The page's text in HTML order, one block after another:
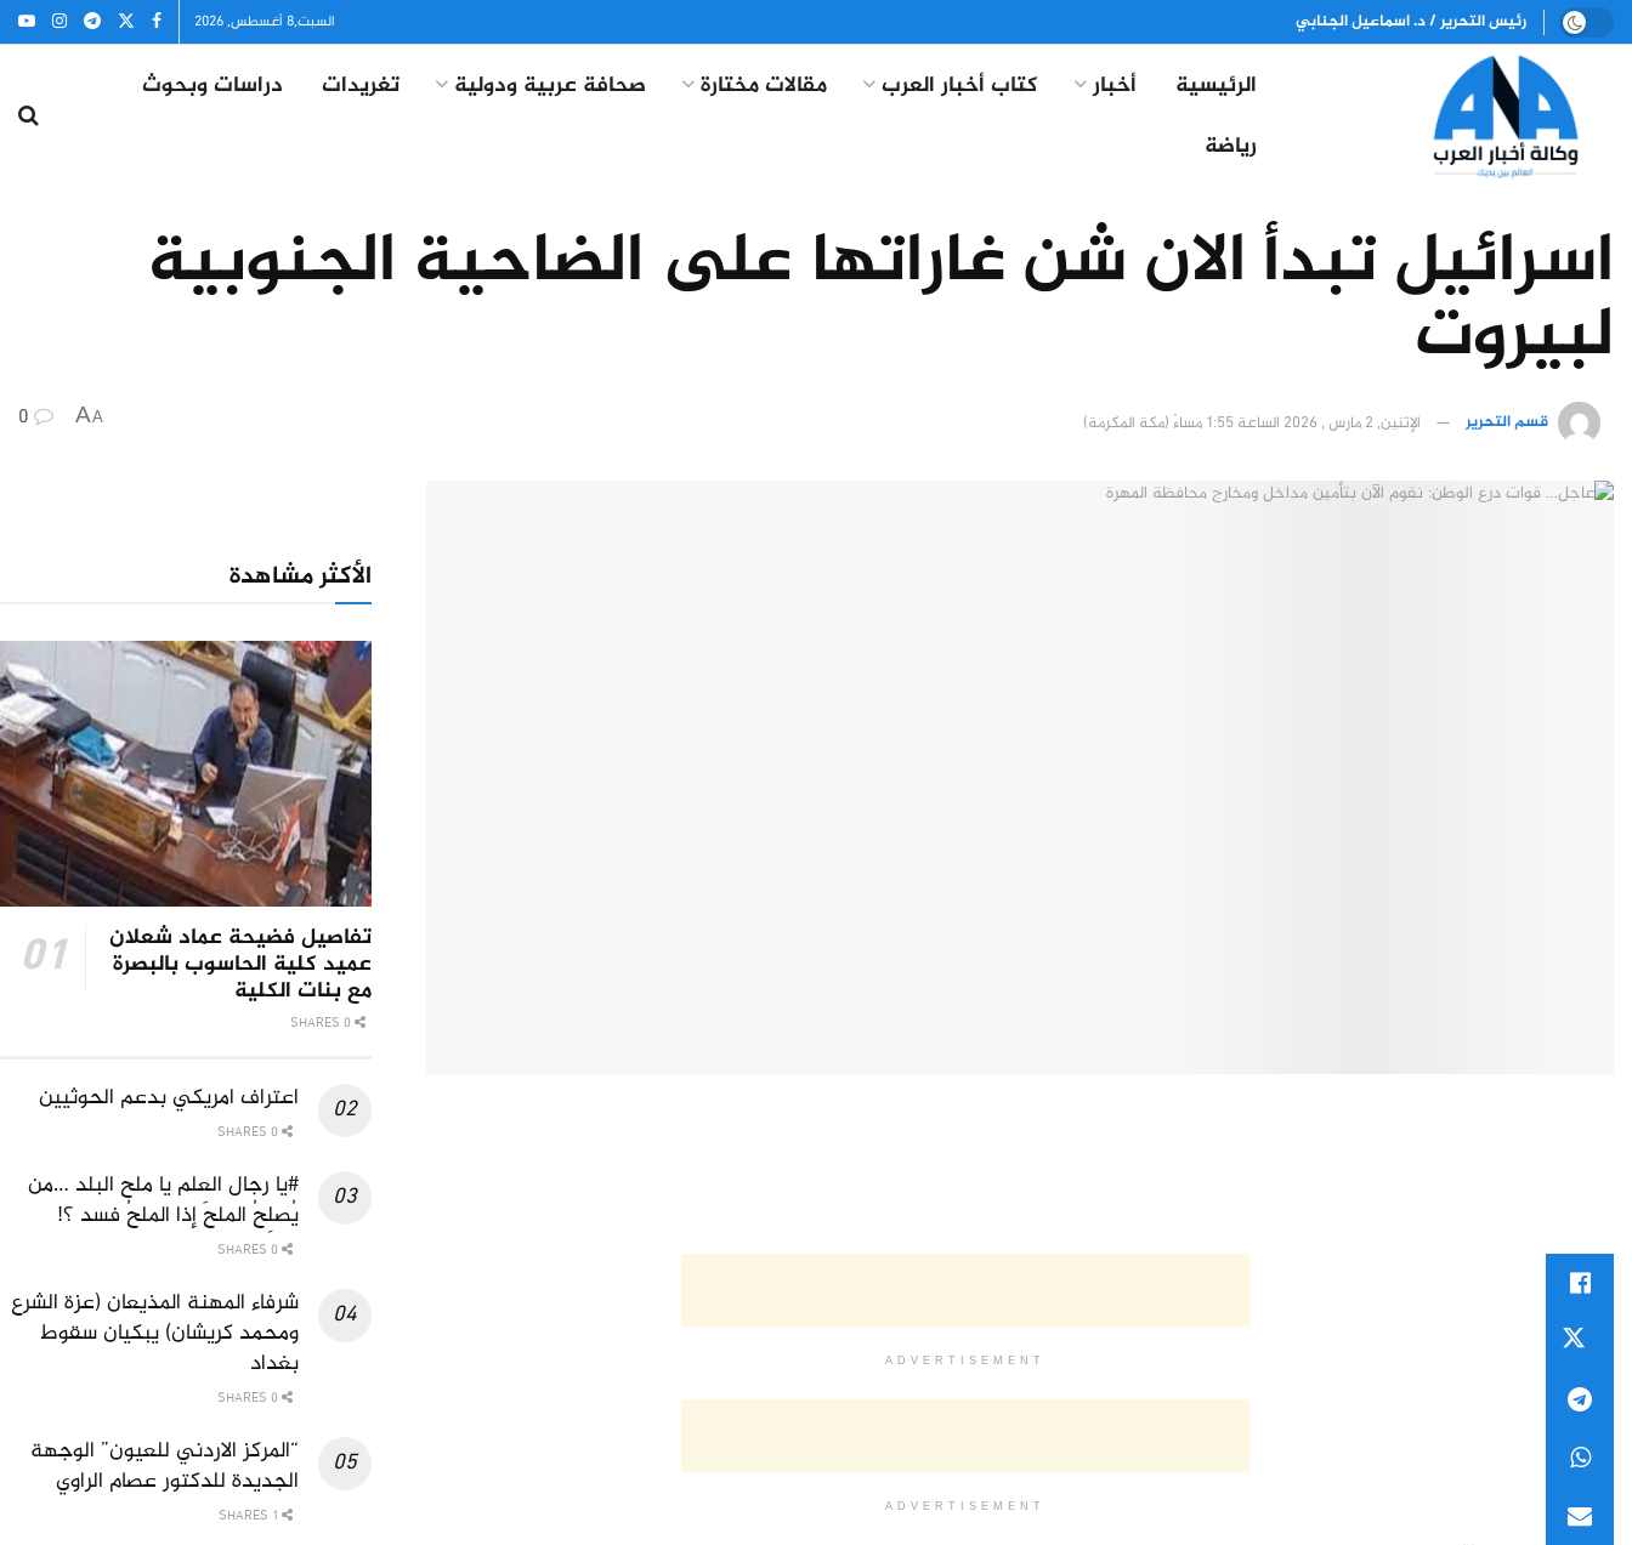
رئيس التحرير / د. اسماعيل الجنابي السبت,8 أغسطس, 2026
الرئيسية أخبار كتاب أخبار العرب مقالات مختارة صحافة عربية ودولية تغريدات
دراسات وبحوث
رياضة
اسرائيل تبدأ الان شن غاراتها على الضاحية الجنوبية
لبيروت
قسم التحرير الإثنين, 2 مارس , 2026 الساعة 1:55 مساءً (مكة المكرمة) A
A
ADVERTISEMENT
ADVERTISEMENT
الأكثر مشاهدة
تفاصيل فضيحة عماد شعلان
عميد كلية الحاسوب بالبصرة
مع بنات الكلية
اعتراف امريكي بدعم الحوثيين
#يا رجال العلم يا ملح البلد …من
يُصلِحُ الملحَ إذا الملحُ فسد ؟!
شرفاء المهنة المذيعان (عزة الشرع
ومحمد كريشان) يبكيان سقوط
بغداد
“المركز الاردني للعيون” الوجهة
الجديدة للدكتور عصام الراوي